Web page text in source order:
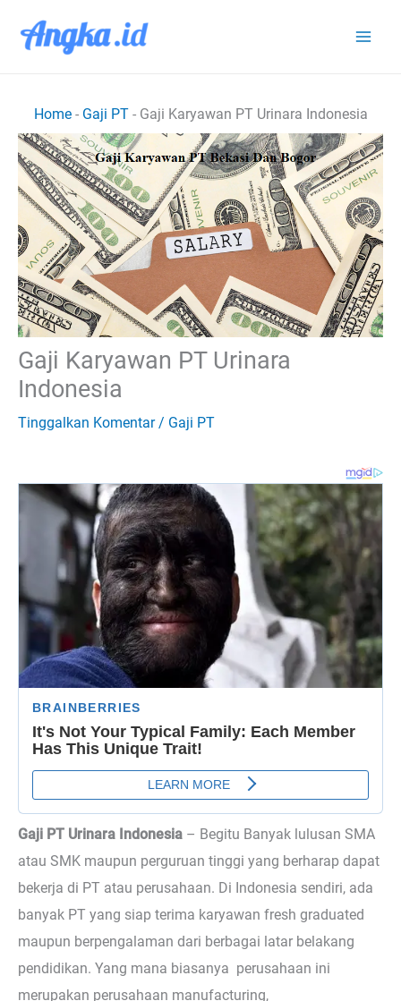
Home- Gaji PT- Gaji Karyawan PT Urinara Indonesia
Gaji Karyawan PT Urinara
Indonesia
Tinggalkan Komentar / Gaji PT
Gaji PT Urinara Indonesia – Begitu Banyak lulusan SMA
atau SMK maupun perguruan tinggi yang berharap dapat
bekerja di PT atau perusahaan. Di Indonesia sendiri, ada
banyak PT yang siap terima karyawan fresh graduated
maupun berpengalaman dari berbagai latar belakang
pendidikan. Yang mana biasanya perusahaan ini
merupakan perusahaan manufacturing,